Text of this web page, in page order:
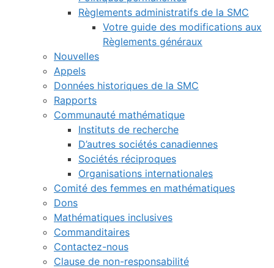
Règlements administratifs de la SMC
Votre guide des modifications aux
Règlements généraux
Nouvelles
Appels
Données historiques de la SMC
Rapports
Communauté mathématique
Instituts de recherche
D’autres sociétés canadiennes
Sociétés réciproques
Organisations internationales
Comité des femmes en mathématiques
Dons
Mathématiques inclusives
Commanditaires
Contactez-nous
Clause de non-responsabilité